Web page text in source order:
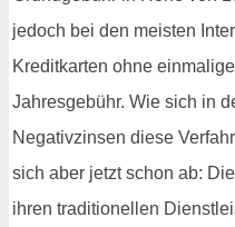
jedoch bei den meisten
Kreditkarten ohne
Jahresgebühr. Wie sich in
Negativzinsen diese
sich aber jetzt schon ab:
ihren traditionellen